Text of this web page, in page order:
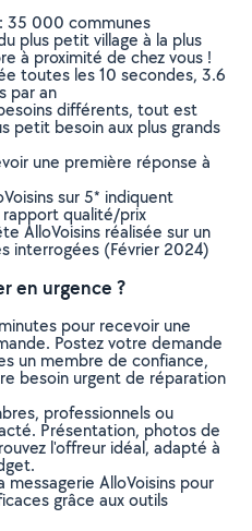
35 000 communes
plus petit village à la plus
à proximité de chez vous !
toutes les 10 secondes, 3.6
par an
différents, tout est
petit besoin aux plus grands
une première réponse à
sur 5* indiquent
rapport qualité/prix
AlloVoisins réalisée sur un
interrogées (Février 2024)
en urgence ?
pour recevoir une
Postez votre demande
un membre de confiance,
besoin urgent de réparation
professionnels ou
Présentation, photos de
l'offreur idéal, adapté à
AlloVoisins pour
grâce aux outils